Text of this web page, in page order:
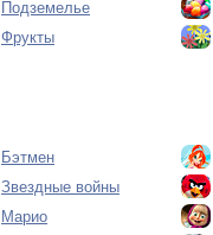
Подземелье
Фрукты
Бэтмен
Звездные войны
Марио